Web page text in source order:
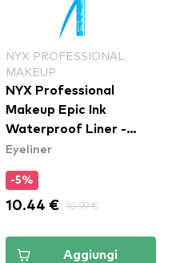
NYX PROFESSIONAL
MAKEUP
NYX Professional
Makeup Epic Ink
Waterproof Liner -
Vintage Baby
Eyeliner
-5%
10.44 € 10.99 €
Aggiungi